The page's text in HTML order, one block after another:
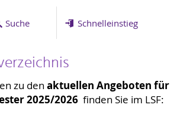
Suche Schnelleinstieg
zu den aktuellen Angeboten für
2025/2026 finden Sie im LSF: